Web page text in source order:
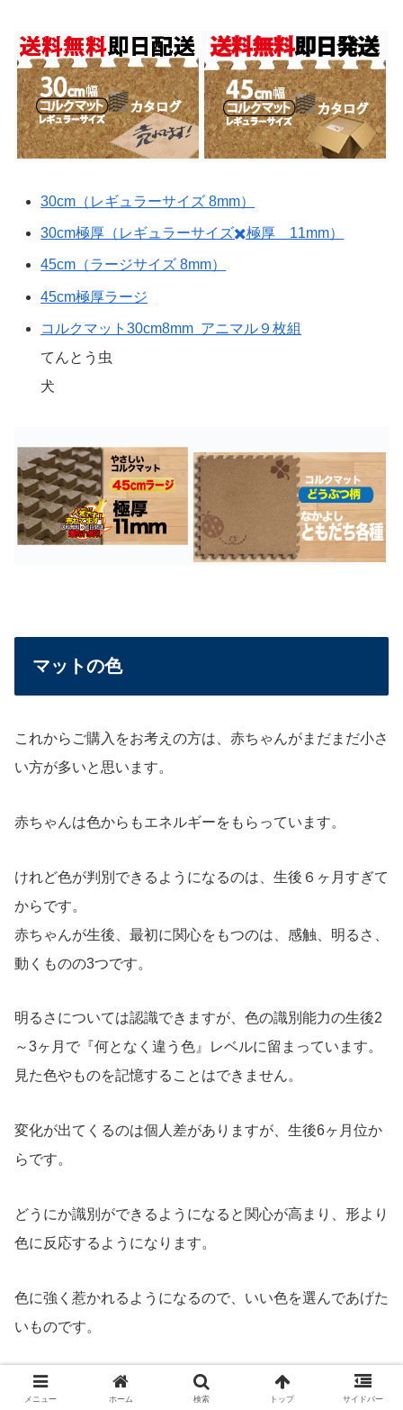
30cm（レギュラーサイズ 8mm）
30cm極厚（レギュラーサイズ✖️極厚 11mm）
45cm（ラージサイズ 8mm）
45cm極厚ラージ
コルクマット30cm8mm アニマル９枚組
てんとう虫
犬
マットの色
これからご購入をお考えの方は、赤ちゃんがまだまだ小さ
い方が多いと思います。
赤ちゃんは色からもエネルギーをもらっています。
けれど色が判別できるようになるのは、生後６ヶ月すぎて
からです。
赤ちゃんが生後、最初に関心をもつのは、感触、明るさ、
動くものの3つです。
明るさについては認識できますが、色の識別能力の生後2
～3ヶ月で『何となく違う色』レベルに留まっています。
見た色やものを記憶することはできません。
変化が出てくるのは個人差がありますが、生後6ヶ月位か
らです。
どうにか識別ができるようになると関心が高まり、形より
色に反応するようになります。
色に強く惹かれるようになるので、いい色を選んであげた
いものです。
メニュー ホーム 検索 トップ サイドバー